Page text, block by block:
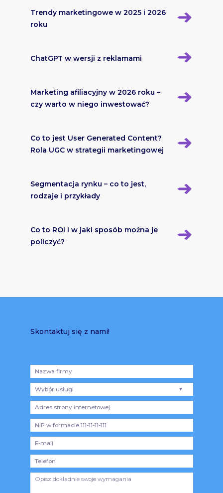
Trendy marketingowe w 2025 i 2026
roku
ChatGPT w wersji z reklamami
Marketing afiliacyjny w 2026 roku –
czy warto w niego inwestować?
Co to jest User Generated Content?
Rola UGC w strategii marketingowej
Segmentacja rynku – co to jest,
rodzaje i przykłady
Co to ROI i w jaki sposób można je
policzyć?
Skontaktuj się z nami!